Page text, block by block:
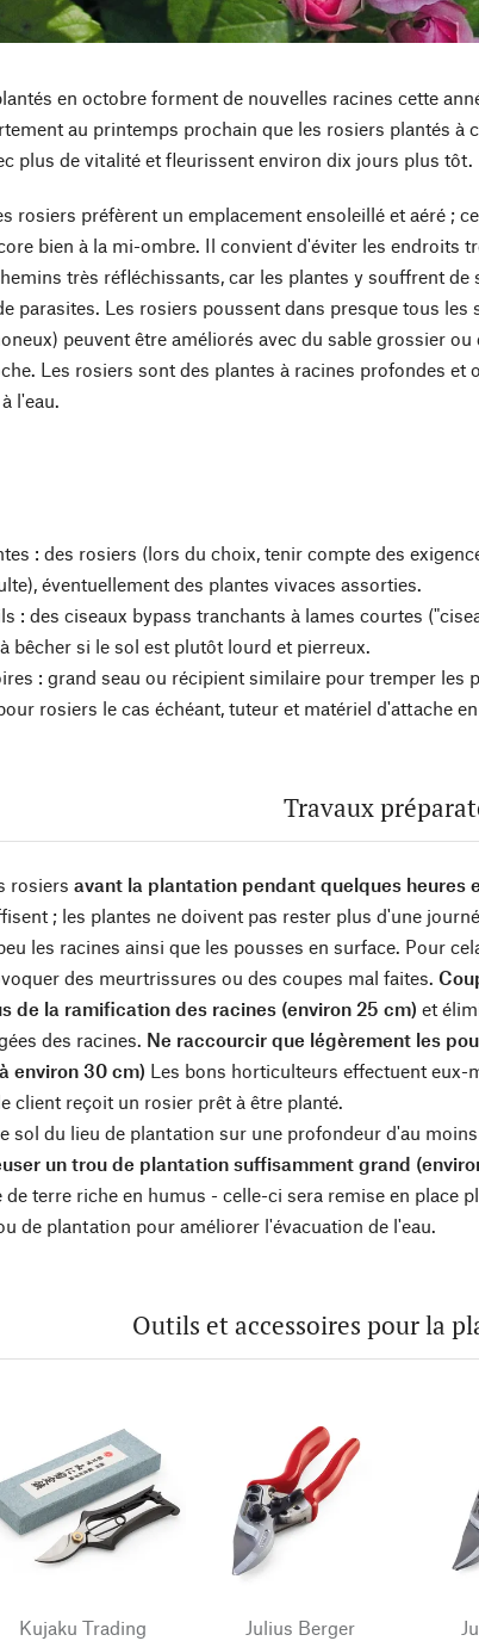
en octobre forment de nouvelles racines cette
au printemps prochain que les rosiers plantés à
plus de vitalité et fleurissent environ dix jours plus tôt.
rosiers préfèrent un emplacement ensoleillé et aéré ;
bien à la mi-ombre. Il convient d'éviter les endroits
très réfléchissants, car les plantes y souffrent
parasites. Les rosiers poussent dans presque tous
peuvent être améliorés avec du sable grossier
Les rosiers sont des plantes à racines profondes
l'eau.
: des rosiers (lors du choix, tenir compte des
éventuellement des plantes vivaces assorties.
: des ciseaux bypass tranchants à lames courtes
bêcher si le sol est plutôt lourd et pierreux.
: grand seau ou récipient similaire pour tremper les
rosiers le cas échéant, tuteur et matériel d'attache
Travaux
rosiers avant la plantation pendant quelques heures
; les plantes ne doivent pas rester plus d'une
les racines ainsi que les pousses en surface. Pour
des meurtrissures ou des coupes mal faites.
de la ramification des racines (environ 25 cm) et
des racines. Ne raccourcir que légèrement les
environ 30 cm) Les bons horticulteurs effectuent eux-
client reçoit un rosier prêt à être planté.
sol du lieu de plantation sur une profondeur d'au
un trou de plantation suffisamment grand
de terre riche en humus - celle-ci sera remise en place
de plantation pour améliorer l'évacuation de l'eau.
Outils et accessoires pour la
Kujaku Trading
Julius Berger